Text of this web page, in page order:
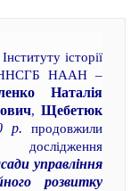
історії
ННСГБ НААН –
Наталія
, Щебетюк
р. продовжили
дослідження
управління
розвитку